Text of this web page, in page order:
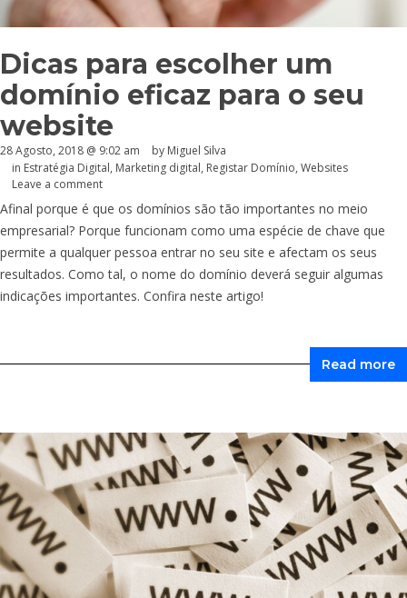
Dicas para escolher um
domínio eficaz para o seu
website
28 Agosto, 2018 @ 9:02 am by Miguel Silva
in Estratégia Digital, Marketing digital, Registar Domínio, Websites
Leave a comment
Afinal porque é que os domínios são tão importantes no meio
empresarial? Porque funcionam como uma espécie de chave que
permite a qualquer pessoa entrar no seu site e afectam os seus
resultados. Como tal, o nome do domínio deverá seguir algumas
indicações importantes. Confira neste artigo!
Read more